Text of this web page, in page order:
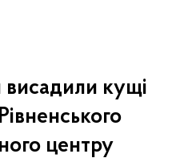
висадили кущі
центру